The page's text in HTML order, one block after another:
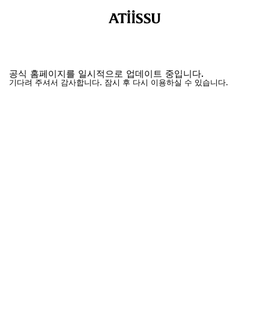
공식 홈페이지를 일시적으로 업데이트 중입니다.
기다려 주셔서 감사합니다. 잠시 후 다시 이용하실 수 있습니다.